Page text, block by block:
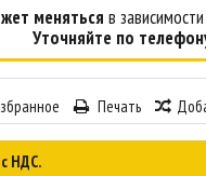
меняться в
Уточняйте по
Печать
НДС.